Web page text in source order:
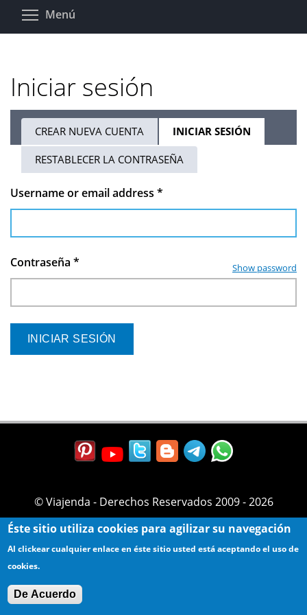
Pasar
Menú
Iniciar sesión
Solapas
principales
CREAR NUEVA CUENTA INICIAR SESIÓN
ACTIVA)
RESTABLECER LA CONTRASEÑA
Username or email address *
Contraseña * Show password
© Viajenda - Derechos Reservados 2009 - 2026
Éste sitio utiliza cookies para agilizar su navegación
Al clickear cualquier enlace en éste sitio usted está aceptando el uso de
cookies.
De Acuerdo